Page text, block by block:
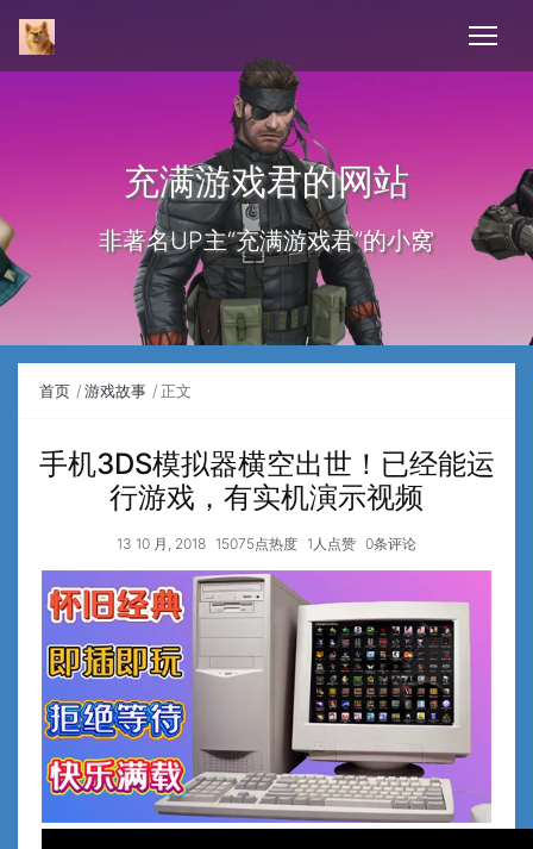
充满游戏君的网站
非著名UP主“充满游戏君”的小窝
首页 游戏故事 正文
手机3DS模拟器横空出世！已经能运
行游戏，有实机演示视频
13 10 月, 2018 15075点热度 1人点赞 0条评论